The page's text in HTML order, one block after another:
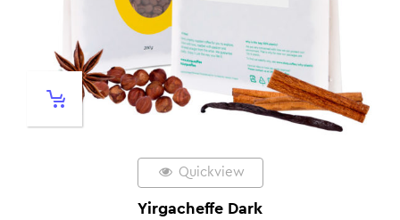
Quickview
Yirgacheffe Dark